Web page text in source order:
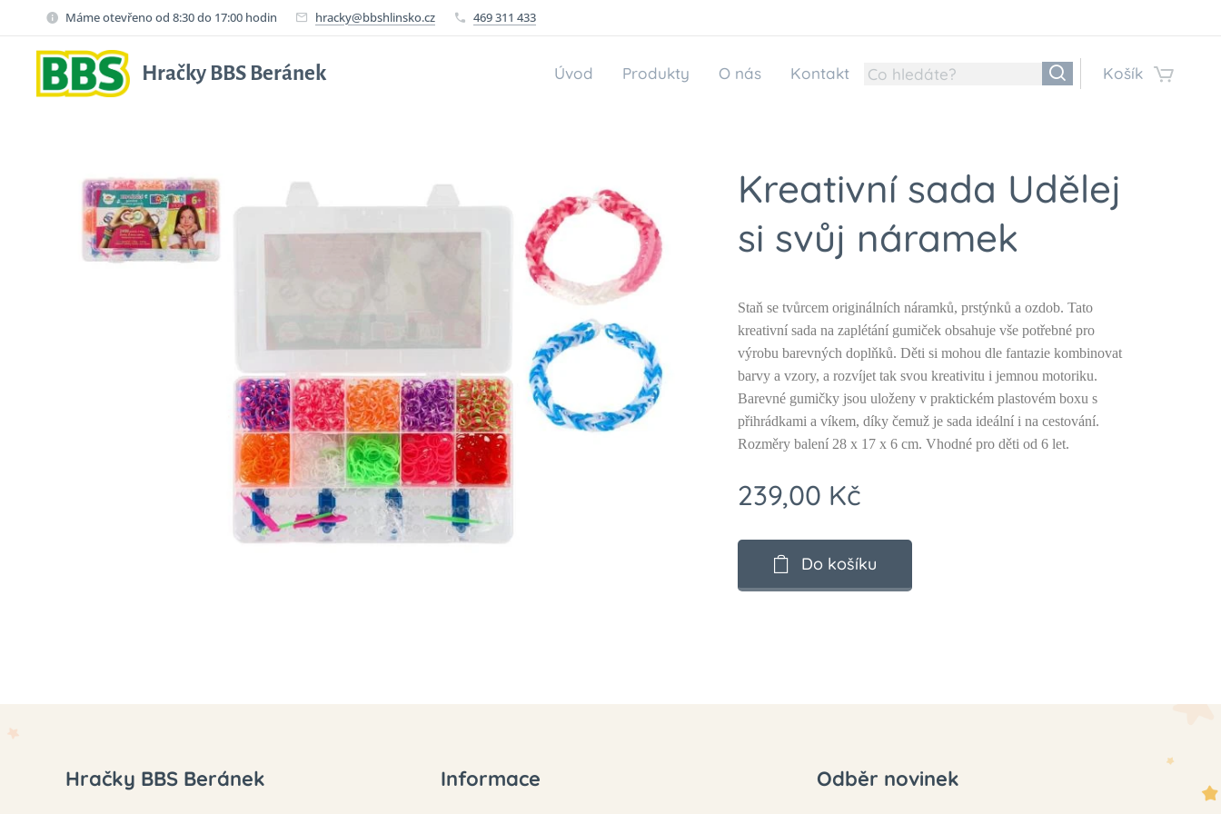
Máme otevřeno od 8:30 do 17:00 hodin hracky@bbshlinsko.cz 469 311 433
Hračky BBS Beránek Úvod Produkty O nás Kontakt Košík
Kreativní sada Udělej
si svůj náramek
Staň se tvůrcem originálních náramků, prstýnků a ozdob. Tato
kreativní sada na zaplétání gumiček obsahuje vše potřebné pro
výrobu barevných doplňků. Děti si mohou dle fantazie kombinovat
barvy a vzory, a rozvíjet tak svou kreativitu i jemnou motoriku.
Barevné gumičky jsou uloženy v praktickém plastovém boxu s
přihrádkami a víkem, díky čemuž je sada ideální i na cestování.
Rozměry balení 28 x 17 x 6 cm. Vhodné pro děti od 6 let.
239,00 Kč
Do košíku
Hračky BBS Beránek Informace Odběr novinek